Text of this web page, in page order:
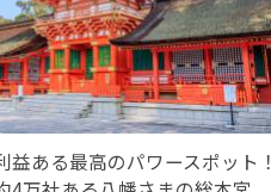
益ある最高のパワースポット！